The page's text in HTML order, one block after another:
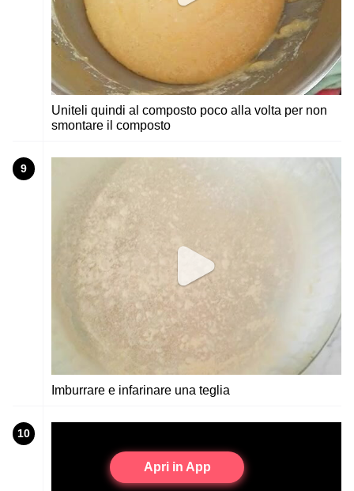
Uniteli quindi al composto poco alla volta per non
smontare il composto
9
Imburrare e infarinare una teglia
10
Apri in App